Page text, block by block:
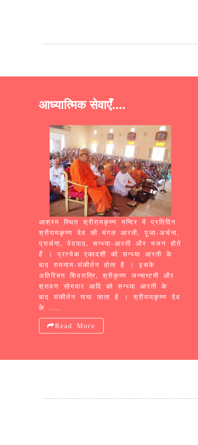
आध्यात्मिक सेवाएँ....
आश्रम स्थित श्रीरामकृष्ण मन्दिर में प्रतिदिन
श्रीरामकृष्ण देव की मंगल आरती, पूजा-अर्चना,
प्रार्थना, वेदपाठ, सन्ध्या-आरती और भजन होते
हैं । प्रत्येक एकादशी को सन्ध्या आरती के
बाद रामनाम-संकीर्तन होता है । इसके
अतिरिक्त शिवरात्रि, श्रीकृष्ण जन्माष्टमी और
श्रावण सोमवार आदि को सन्ध्या आरती के
बाद संकीर्तन गाया जाता है । श्रीरामकृष्ण देव
के ....
Read More